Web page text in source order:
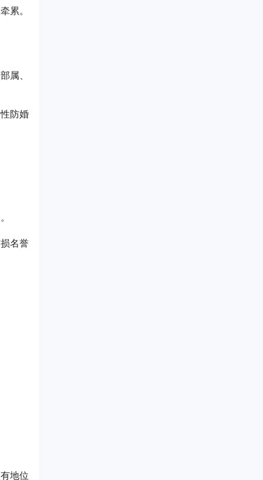
累。
属、
防婚
名誉
地位